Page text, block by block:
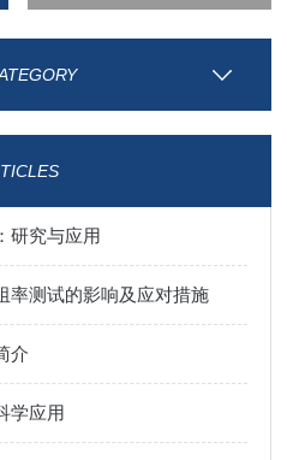
研究与应用
率测试的影响及应对措施
介
学应用